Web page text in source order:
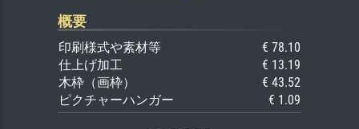
概要
印刷様式や素材等
€ 78.10
仕上げ加工
€ 13.19
木枠（画枠）
€ 43.52
ピクチャーハンガー
€ 1.09